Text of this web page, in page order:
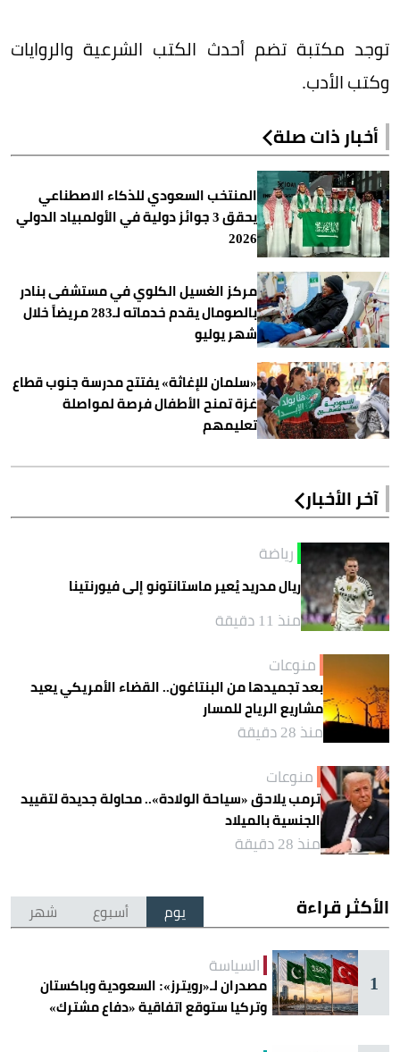
توجد مكتبة تضم أحدث الكتب الشرعية والروايات
وكتب الأدب.
أخبار ذات صلة
المنتخب السعودي للذكاء الاصطناعي
يحقق 3 جوائز دولية في الأولمبياد الدولي
2026
مركز الغسيل الكلوي في مستشفى بنادر
بالصومال يقدم خدماته لـ283 مريضاً خلال
شهر يوليو
«سلمان للإغاثة» يفتتح مدرسة جنوب قطاع
غزة تمنح الأطفال فرصة لمواصلة
تعليمهم
آخر الأخبار
رياضة
ريال مدريد يُعير ماستانتونو إلى فيورنتينا
منذ 11 دقيقة
منوعات
بعد تجميدها من البنتاغون.. القضاء الأمريكي يعيد
مشاريع الرياح للمسار
منذ 28 دقيقة
منوعات
ترمب يلاحق «سياحة الولادة».. محاولة جديدة لتقييد
الجنسية بالميلاد
منذ 28 دقيقة
الأكثر قراءة يوم أسبوع شهر
1
السياسة
مصدران لـ«رويترز»: السعودية وباكستان
وتركيا ستوقع اتفاقية «دفاع مشترك»